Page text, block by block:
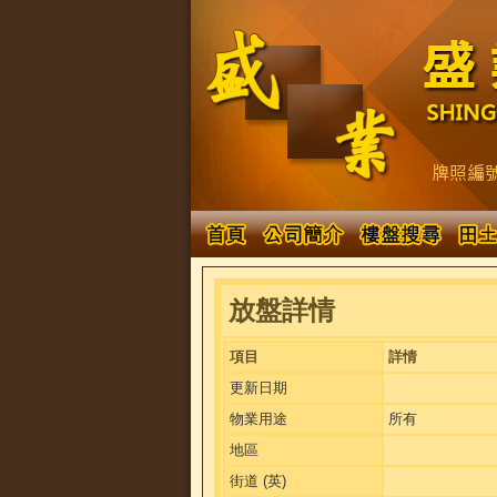
放盤詳情
項目
詳情
更新日期
物業用途
所有
地區
街道 (英)